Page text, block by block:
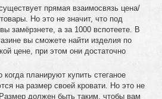
прямая взаимосвязь цена/
Но это не значит, что под
замёрзнете, а за 1000 вспотеете. В
вы сможете найти изделия по
цене, при этом они достаточно
когда планируют купить стеганое
на размер своей кровати. Но это не
должен быть таким, чтобы вам